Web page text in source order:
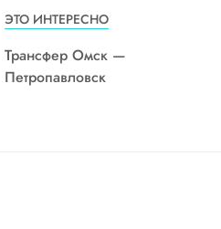
ЭТО ИНТЕРЕСНО
Трансфер Омск —
Петропавловск